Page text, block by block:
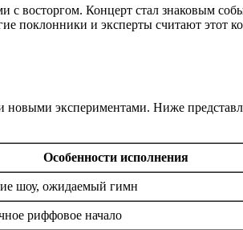
восторгом. Концерт стал знаковым
поклонники и эксперты считают этот
экспериментами. Ниже
Особенности исполнения
шоу, ожидаемый гимн
риффовое начало